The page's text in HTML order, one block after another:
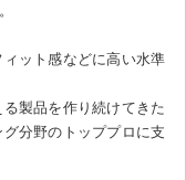
ット感などに高い水準
製品を作り続けてきた
分野のトッププロに支